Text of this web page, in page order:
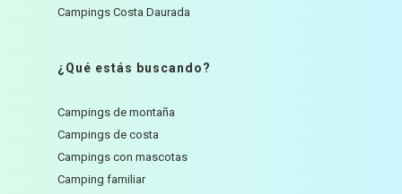
Campings Costa Daurada
¿Qué estás buscando?
Campings de montaña
Campings de costa
Campings con mascotas
Camping familiar